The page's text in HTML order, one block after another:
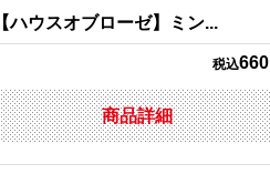
【ハウスオブローゼ】ミン...
税込660
商品詳細